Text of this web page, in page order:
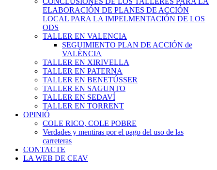
ELABORACIÓN DE PLANES DE ACCIÓN
LOCAL PARA LA IMPELMENTACIÓN DE LOS
ODS
TALLER EN VALENCIA
SEGUIMIENTO PLAN DE ACCIÓN de
VALÈNCIA
TALLER EN XIRIVELLA
TALLER EN PATERNA
TALLER EN BENETÚSSER
TALLER EN SAGUNTO
TALLER EN SEDAVÍ
TALLER EN TORRENT
OPINIÓ
COLE RICO, COLE POBRE
Verdades y mentiras por el pago del uso de las
carreteras
CONTACTE
LA WEB DE CEAV